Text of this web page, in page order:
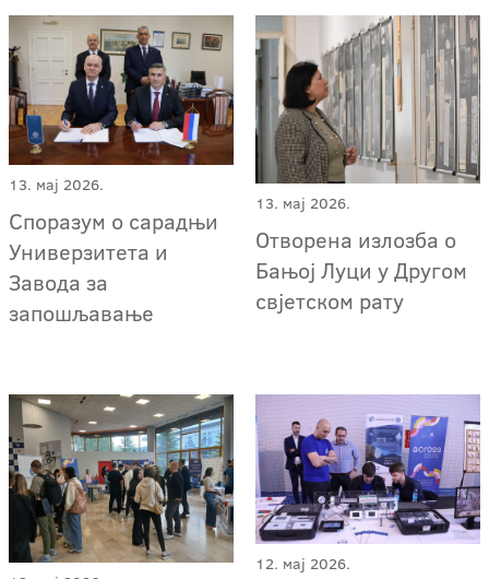
13. мај 2026.
Споразум о сарадњи
Универзитета и
Завода за
запошљавање
13. мај 2026.
Отворена излозба о
Бањој Луци у Другом
свјетском рату
12. мај 2026.